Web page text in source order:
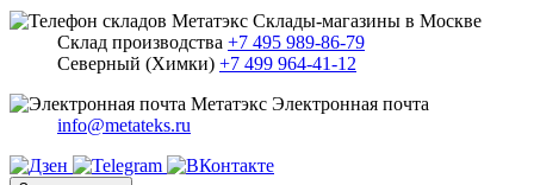
Склады-магазины в Москве
Склад производства +7 495 989-86-79
Северный (Химки) +7 499 964-41-12
Электронная почта
info@metateks.ru